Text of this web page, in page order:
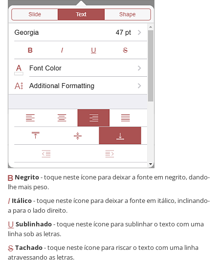
Negrito- toque neste ícone para deixar a fonte em negrito, dando-
lhe mais peso.
Itálico- toque neste ícone para deixar a fonte em itálico, inclinando-
a para o lado direito.
Sublinhado- toque neste ícone para sublinhar o texto com uma
linha sob as letras.
Tachado- toque neste ícone para riscar o texto com uma linha
atravessando as letras.